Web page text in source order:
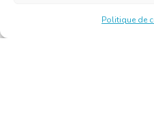
Politique de